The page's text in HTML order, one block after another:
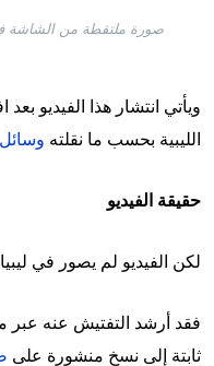
ويأتي انتشار هذا الفيديو
الليبية بحسب ما نقلته
حقيقة الفيديو
لكن الفيديو لم يصور في
فقد أرشد التفتيش عنه عبر
ثابتة إلى نسخ منشورة على